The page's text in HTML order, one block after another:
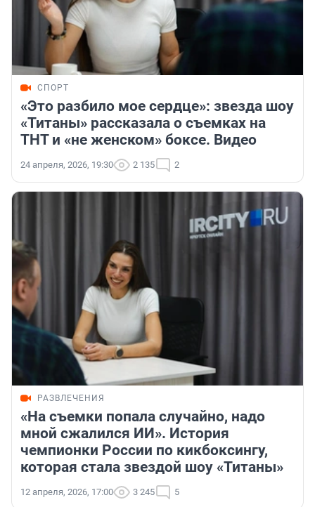
СПОРТ
«Это разбило мое сердце»: звезда шоу
«Титаны» рассказала о съемках на
ТНТ и «не женском» боксе. Видео
24 апреля, 2026, 19:30 2 135 2
РАЗВЛЕЧЕНИЯ
«На съемки попала случайно, надо
мной сжалился ИИ». История
чемпионки России по кикбоксингу,
которая стала звездой шоу «Титаны»
12 апреля, 2026, 17:00 3 245 5